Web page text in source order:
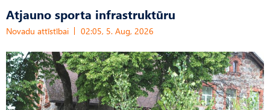
Atjauno sporta infrastruktūru
Novadu attīstībai 02:05, 5. Aug, 2026